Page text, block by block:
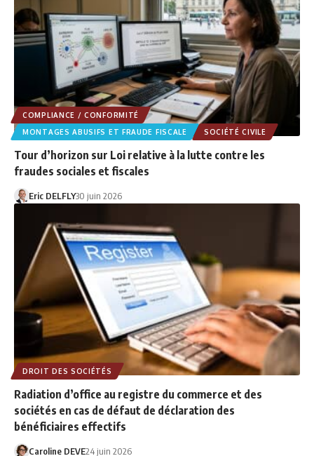
COMPLIANCE / CONFORMITÉ
MONTAGES ABUSIFS ET FRAUDE FISCALE
SOCIÉTÉ CIVILE
Tour d’horizon sur Loi relative à la lutte contre les
fraudes sociales et fiscales
Eric DELFLY30 juin 2026
DROIT DES SOCIÉTÉS
Radiation d’office au registre du commerce et des
sociétés en cas de défaut de déclaration des
bénéficiaires effectifs
Caroline DEVE24 juin 2026